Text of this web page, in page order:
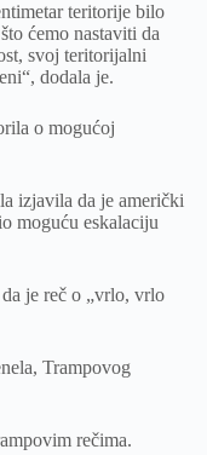
teritorije bilo
ćemo nastaviti da
svoj teritorijalni
dodala je.
o mogućoj
izjavila da je američki
moguću eskalaciju
je reč o „vrlo, vrlo
Trampovog
rečima.